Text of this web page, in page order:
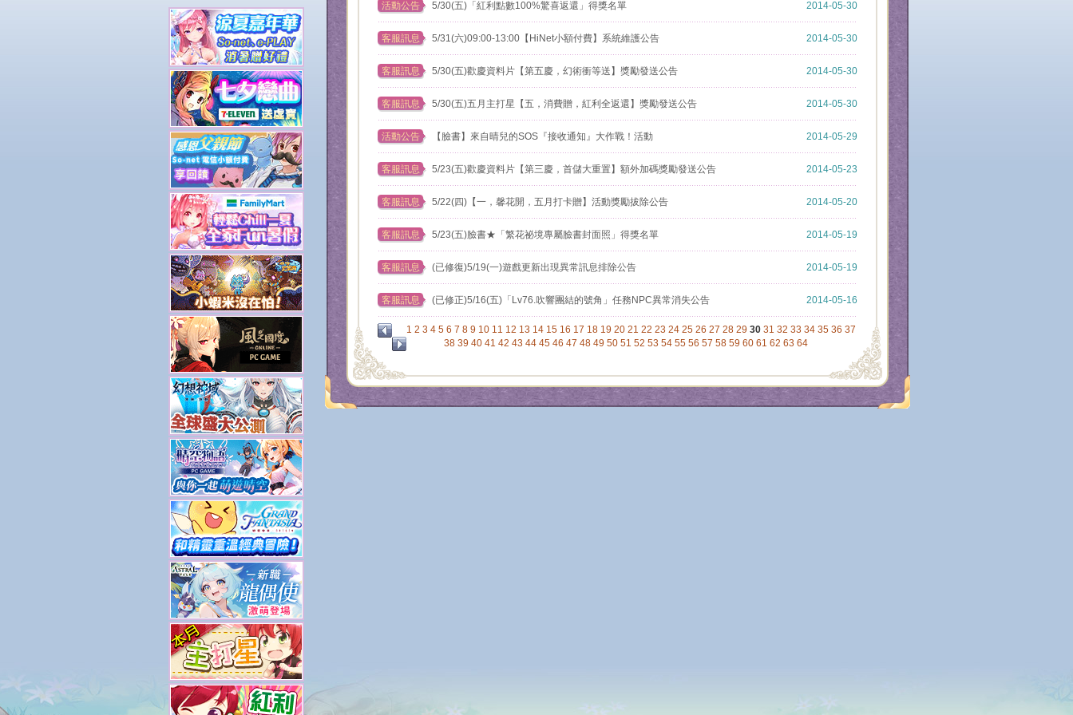
活動公告 5/30(五)「紅利點數100%驚喜返還」得獎名單 2014-05-30
客服訊息 5/31(六)09:00-13:00【HiNet小額付費】系統維護公告 2014-05-30
客服訊息 5/30(五)歡慶資料片【第五慶，幻術衝等送】獎勵發送公告 2014-05-30
客服訊息 5/30(五)五月主打星【五，消費贈，紅利全返還】獎勵發送公告 2014-05-30
活動公告 【臉書】來自晴兒的SOS『接收通知』大作戰！活動 2014-05-29
客服訊息 5/23(五)歡慶資料片【第三慶，首儲大重置】額外加碼獎勵發送公告 2014-05-23
客服訊息 5/22(四)【一，馨花開，五月打卡贈】活動獎勵拔除公告 2014-05-20
客服訊息 5/23(五)臉書★「繁花祕境專屬臉書封面照」得獎名單 2014-05-19
客服訊息 (已修復)5/19(一)遊戲更新出現異常訊息排除公告 2014-05-19
客服訊息 (已修正)5/16(五)「Lv76.吹響團結的號角」任務NPC異常消失公告 2014-05-16
1 2 3 4 5 6 7 8 9 10 11 12 13 14 15 16 17 18 19 20 21 22 23 24 25 26 27 28 29 30 31 32 33 34 35 36 37
38 39 40 41 42 43 44 45 46 47 48 49 50 51 52 53 54 55 56 57 58 59 60 61 62 63 64